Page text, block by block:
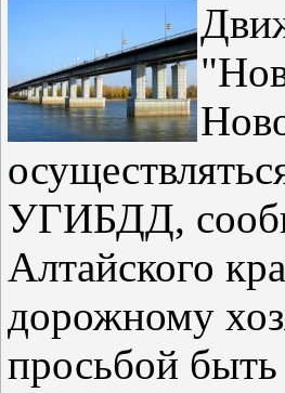
УГИБДД,
Алтайского
дорожному
просьбой